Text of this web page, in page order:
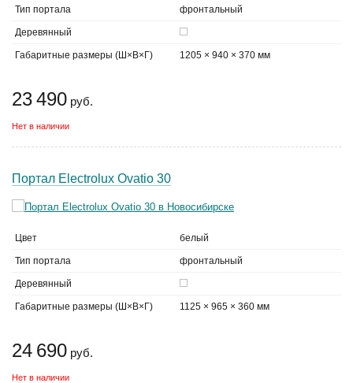
Тип портала фронтальный
Деревянный
Габаритные размеры (Ш×В×Г) 1205 × 940 × 370 мм
23 490 руб.
Нет в наличии
Портал Electrolux Ovatio 30
Цвет белый
Тип портала фронтальный
Деревянный
Габаритные размеры (Ш×В×Г) 1125 × 965 × 360 мм
24 690 руб.
Нет в наличии